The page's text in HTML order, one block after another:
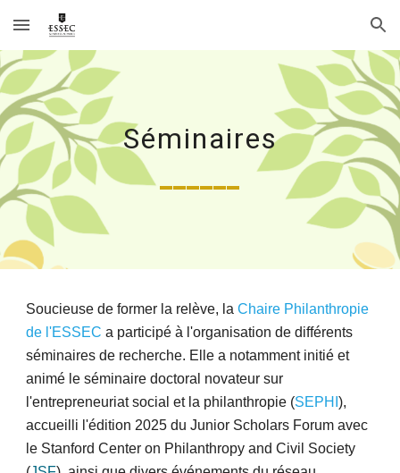
Skip to main content Skip to navigation
Séminaires
Soucieuse de former la relève, laChaire Philanthropie
de l'ESSEC a participé à l'organisation de différents
séminaires de recherche. Elle a notamment initié et
animé le séminaire doctoral novateur sur
l'entrepreneuriat social et la philanthropie (SEPHI),
accueilli l'édition 2025 du Junior Scholars Forum avec
le Stanford Center on Philanthropy and Civil Society